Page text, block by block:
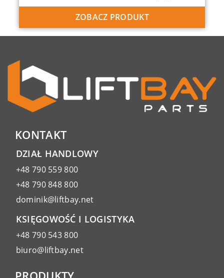
ZOBACZ PRODUKT
KONTAKT
DZIAŁ HANDLOWY
+48 790 559 800
+48 790 848 800
dominik@liftbay.net
KSIĘGOWOŚĆ I LOGISTYKA
+48 790 543 800
biuro@liftbay.net